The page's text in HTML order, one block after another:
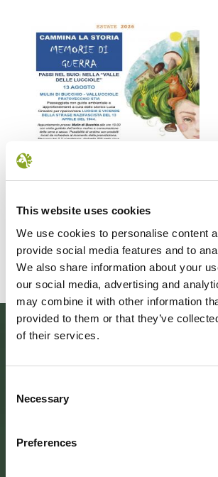
This website uses cookies
We use cookies to personalise content
provide social media features and to
We also share information about your
our social media, advertising and
may combine it with other information
provided to them or that they’ve
of their services.
Selection
Necessary
Preferences
vallePASSI NEL BUIO: NELLA "VALLE
Leggi tutto